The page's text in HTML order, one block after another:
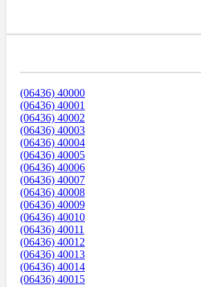
(06436) 40000
(06436) 40001
(06436) 40002
(06436) 40003
(06436) 40004
(06436) 40005
(06436) 40006
(06436) 40007
(06436) 40008
(06436) 40009
(06436) 40010
(06436) 40011
(06436) 40012
(06436) 40013
(06436) 40014
(06436) 40015